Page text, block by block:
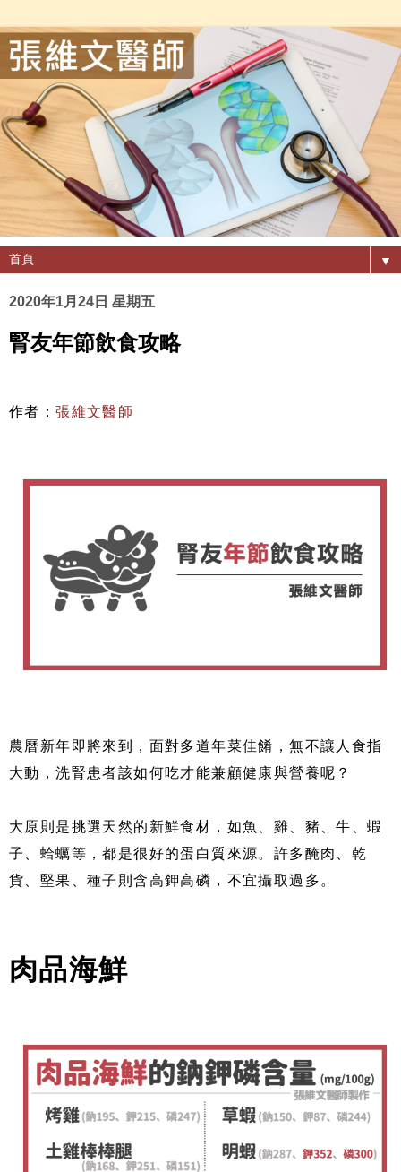
▼
2020年1月24日 星期五
腎友年節飲食攻略
作者：張維文醫師
農曆新年即將來到，面對多道年菜佳餚，無不讓人食指
大動，洗腎患者該如何吃才能兼顧健康與營養呢？
大原則是挑選天然的新鮮食材，如魚、雞、豬、牛、蝦
子、蛤蠣等，都是很好的蛋白質來源。許多醃肉、乾
貨、堅果、種子則含高鉀高磷，不宜攝取過多。
肉品海鮮